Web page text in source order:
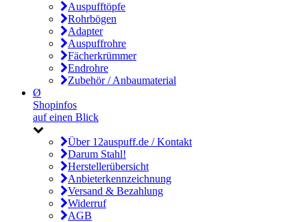
Auspufftöpfe
Rohrbögen
Adapter
Auspuffrohre
Fächerkrümmer
Endrohre
Zubehör / Anbaumaterial
Ø
Shopinfos
auf einen Blick
Über 12auspuff.de / Kontakt
Darum Stahl!
Herstellerübersicht
Anbieterkennzeichnung
Versand & Bezahlung
Widerruf
AGB